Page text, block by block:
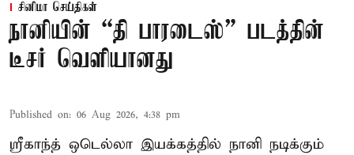
சினிமா செய்திகள்
நானியின் “தி பாரடைஸ்” படத்தின்
டீசர் வெளியானது
Published on: 06 Aug 2026, 4:38 pm
ஸ்ரீகாந்த் ஒடெல்லா இயக்கத்தில் நானி நடிக்கும்